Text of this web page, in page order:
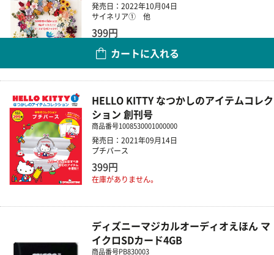
発売日：2022年10月04日
サイネリア① 他
399円
カートに入れる
HELLO KITTY なつかしのアイテムコレク
ション 創刊号
商品番号1008530001000000
発売日：2021年09月14日
プチパース
399円
在庫がありません。
ディズニーマジカルオーディオえほん マ
イクロSDカード4GB
商品番号PB830003